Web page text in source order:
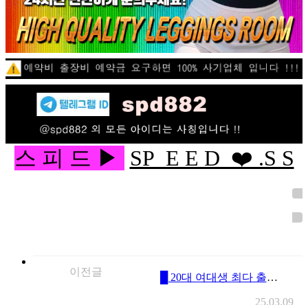
스 피 드 ▶ SP E E D ❤️ .S S
이전글 █ 20대 여대생 최다 출근█༺ৡ✨여대생 제일 많은곳✨ৡ༻██【20대 귀요미부터❤ 30대 완숙미까지】██❤24시간 영업❤이쁜애#잘노는애#귀여운애#섹시한애#모두있는 유일한곳❤회원분들?
25.03.09